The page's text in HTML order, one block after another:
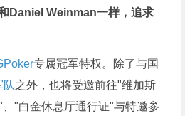
Daniel Weinman一样，追求
专属冠军特权。除了与国
队之外，也将受邀前往"维加斯
、"白金休息厅通行证"与特邀参